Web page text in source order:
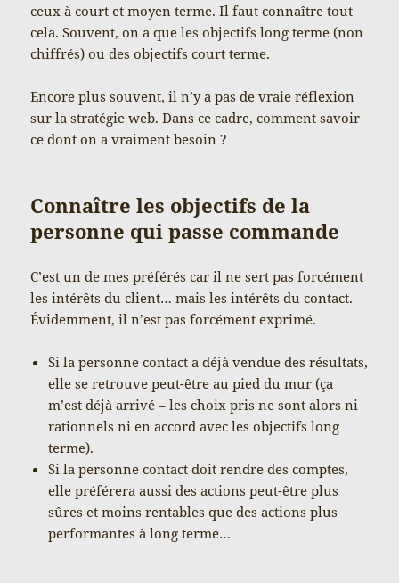
ceux à court et moyen terme. Il faut connaître tout
cela. Souvent, on a que les objectifs long terme (non
chiffrés) ou des objectifs court terme.
Encore plus souvent, il n’y a pas de vraie réflexion
sur la stratégie web. Dans ce cadre, comment savoir
ce dont on a vraiment besoin ?
Connaître les objectifs de la
personne qui passe commande
C’est un de mes préférés car il ne sert pas forcément
les intérêts du client… mais les intérêts du contact.
Évidemment, il n’est pas forcément exprimé.
Si la personne contact a déjà vendue des résultats,
elle se retrouve peut-être au pied du mur (ça
m’est déjà arrivé – les choix pris ne sont alors ni
rationnels ni en accord avec les objectifs long
terme).
Si la personne contact doit rendre des comptes,
elle préférera aussi des actions peut-être plus
sûres et moins rentables que des actions plus
performantes à long terme…